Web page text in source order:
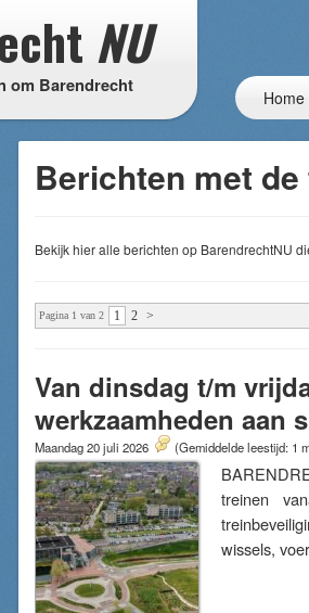
NU
om Barendrecht
Home
Berichten met
Bekijk hier alle berichten op BarendrechtNU
Pagina 1 van 2 1 2 >
Van dinsdag t/m
werkzaamheden aan
Maandag 20 juli 2026 (Gemiddelde leestijd: 1
treinen
wissels,